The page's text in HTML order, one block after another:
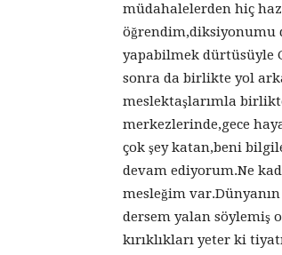
müdahalelerden hiç
öğrendim,diksiyonumu
yapabilmek dürtüsüyle
sonra da birlikte yol
meslektaşlarımla
merkezlerinde,gece
çok şey katan,beni
devam ediyorum.Ne
mesleğim var.Dünyanın
dersem yalan söylemiş
kırıklıkları yeter ki